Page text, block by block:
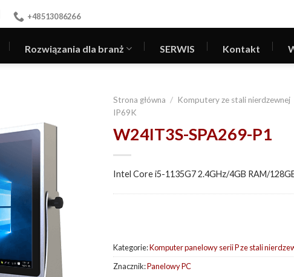
+48513086266
Rozwiązania dla branż SERWIS Kontakt
Strona główna / Komputery ze stali nierdzewnej
IP69K
W24IT3S-SPA269-P1
Intel Core i5-1135G7 2.4GHz/4GB RAM/
Kategorie:Komputer panelowy serii P ze stali
Znacznik:Panelowy PC